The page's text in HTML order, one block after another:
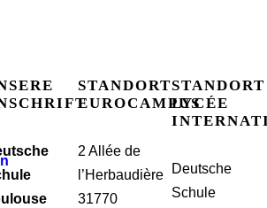
STANDORT
EUROCAMPUS
2 Allée de
l’Herbaudière
31770
STANDORT
LYCÉE
Deutsche
Schule